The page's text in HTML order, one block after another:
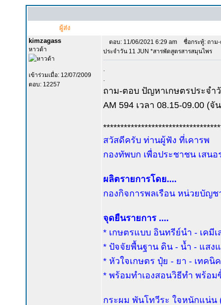
ผู้ส่ง
kimzagass
หาวด้า
เข้าร่วมเมื่อ: 12/07/2009
ตอบ: 12257
ตอบ: 11/06/2021 6:29 am
ชื่อกระทู้: ถาม
ประจำวัน 11 JUN *สารพัดสูตรสารสมุนไพร
ถาม-ตอบ ปัญหาเกษตรประจำ
AM 594 เวลา 08.15-09.00 (จั
สวัสดีครับ ท่านผู้ฟัง ที่เคารพ
กองทัพบก เพื่อประชาชน เสน
ผลิตรายการโดย....
กองกิจการพลเรือน หน่วยบัญ
จุดยืนรายการ ....
* เกษตรแบบ อินทรีย์นำ - เคมีเ
* ปัจจัยพื้นฐาน ดิน - น้ำ - แสง
* หัวใจเกษตร ปุ๋ย - ยา - เทค
* พร้อมทำเองสอนวิธีทำ พร้อ
กระผม พันโทวีระ ใจหนักแน่น